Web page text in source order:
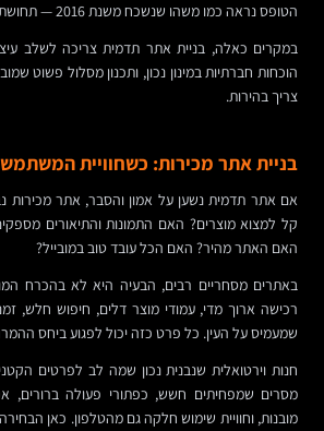
הטופס נראה כמו משהו שנשכח משנת 2016 — תחושת האמון נפגעת.
במקרים כאלה, בניית אתר תדמית צריכה לשלב
הוכחות חברתיות במינון נכון, ותכנון מסלול פשוט
צריך בהירות.
בניית אתר מכירות: כשחוויית
אם אתר תדמית נשען על אמון והסבר, אתר מכירות
קל למצוא מוצרים? האם התמונות והתיאורים
האם האתר מהיר? האם הכל עובד טוב במובייל?
באתרים מסחריים רבים, הבעיה היא לא בהכרח
רכישה ארוך מדי, עמודי מוצר דלים, חיפוש חלש,
שמעמיס על העין. כל פרט כזה יכול לפגוע ביחס
חנות וירטואלית שנבנית נכון שמה לב לפרטים
מסרים שמפחיתים חשש, כפתורי פעולה ברורים,